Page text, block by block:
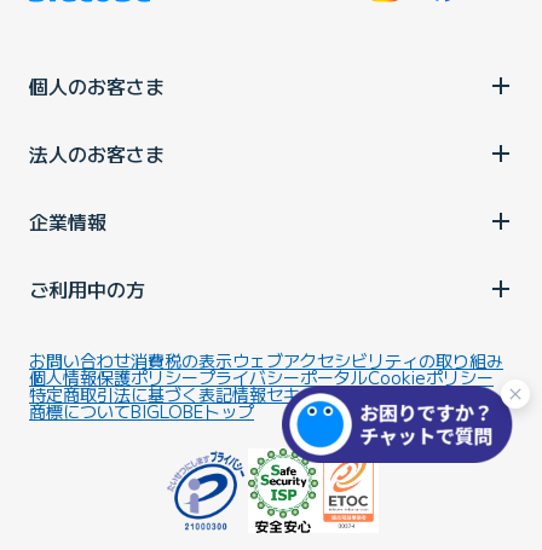
個人のお客さま
法人のお客さま
企業情報
ご利用中の方
お問い合わせ消費税の表示ウェブアクセシビリティの取り組み
個人情報保護ポリシープライバシーポータルCookieポリシー
特定商取引法に基づく表記情報セキュリティ基本方針
商標についてBIGLOBEトップ